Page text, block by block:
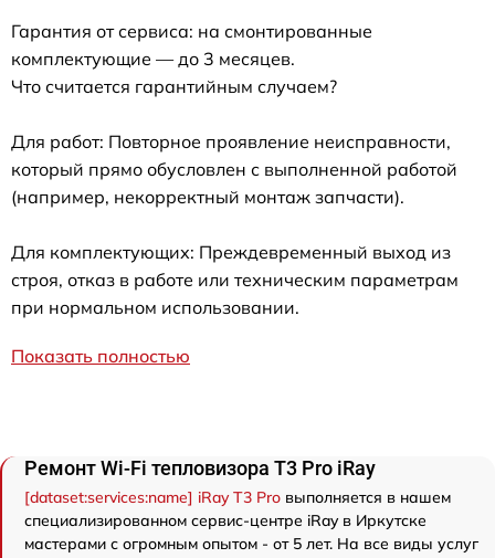
Гарантия от сервиса: на смонтированные
комплектующие — до 3 месяцев.
Что считается гарантийным случаем?
Для работ: Повторное проявление неисправности,
который прямо обусловлен с выполненной работой
(например, некорректный монтаж запчасти).
Для комплектующих: Преждевременный выход из
строя, отказ в работе или техническим параметрам
при нормальном использовании.
Показать полностью
Ремонт Wi-Fi тепловизора T3 Pro iRay
[dataset:services:name] iRay T3 Pro выполняется в нашем
специализированном сервис-центре iRay в Иркутске
мастерами с огромным опытом - от 5 лет. На все виды услуг